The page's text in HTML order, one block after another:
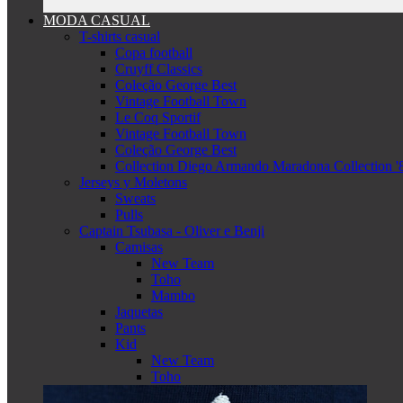
MODA CASUAL
T-shirts casual
Copa football
Cruyff Classics
Coleção George Best
Vintage Football Town
Le Coq Sportif
Vintage Football Town
Coleção George Best
Collection Diego Armando Maradona Collection
Jerseys y Moletons
Sweats
Pulls
Captain Tsubasa - Oliver e Benji
Camisas
New Team
Toho
Mambo
Jaquetas
Pants
Kid
New Team
Toho